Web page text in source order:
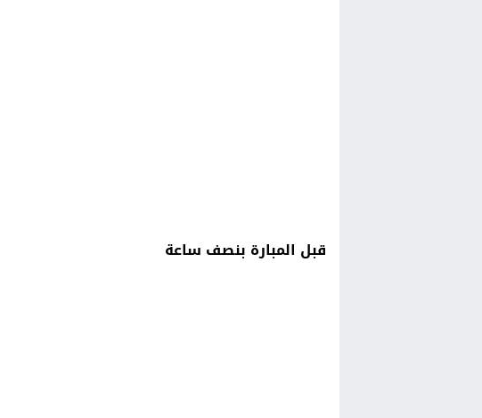
قبل المبارة بنصف ساعة